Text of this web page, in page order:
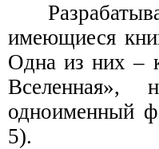
имеющиеся
Одна из них –
Вселенная»,
одноименный
5).